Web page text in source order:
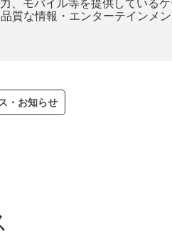
、モバイル等を提供している
質な情報・エンターテインメ
・お知らせ